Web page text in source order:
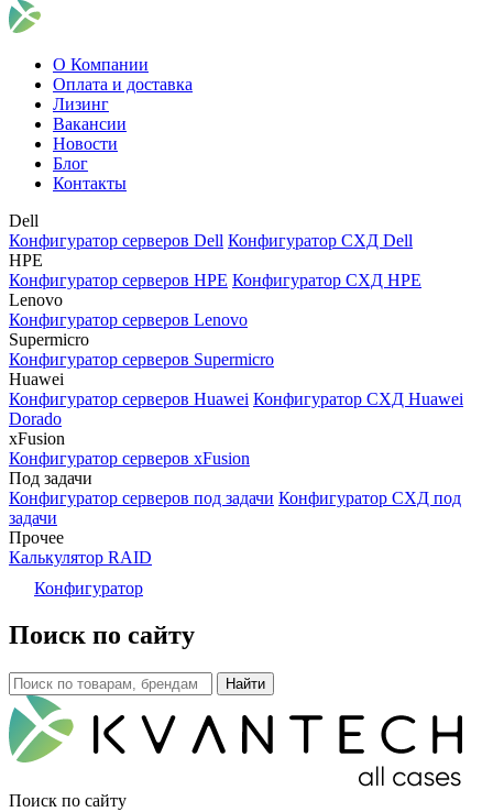
О Компании
Оплата и доставка
Лизинг
Вакансии
Новости
Блог
Контакты
Dell
Конфигуратор серверов Dell Конфигуратор СХД Dell
HPE
Конфигуратор серверов HPE Конфигуратор СХД HPE
Lenovo
Конфигуратор серверов Lenovo
Supermicro
Конфигуратор серверов Supermicro
Huawei
Конфигуратор серверов Huawei Конфигуратор СХД Huawei
Dorado
xFusion
Конфигуратор серверов xFusion
Под задачи
Конфигуратор серверов под задачи Конфигуратор СХД под
задачи
Прочее
Калькулятор RAID
Конфигуратор
Поиск по сайту
Поиск по сайту